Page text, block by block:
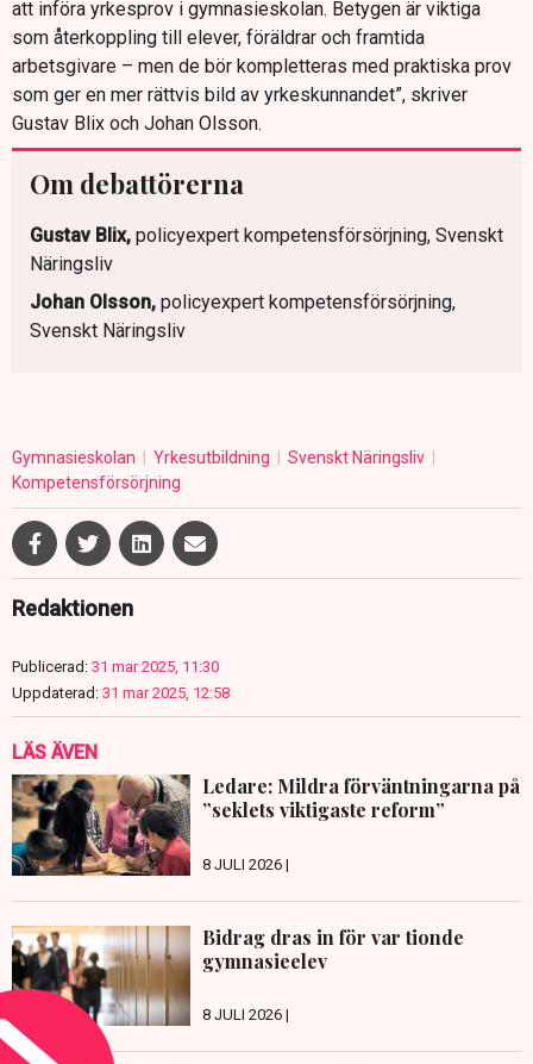
att införa yrkesprov i gymnasieskolan. Betygen är viktiga
som återkoppling till elever, föräldrar och framtida
arbetsgivare – men de bör kompletteras med praktiska prov
som ger en mer rättvis bild av yrkeskunnandet”, skriver
Gustav Blix och Johan Olsson.
Om debattörerna
Gustav Blix, policyexpert kompetensförsörjning, Svenskt
Näringsliv
Johan Olsson, policyexpert kompetensförsörjning,
Svenskt Näringsliv
Gymnasieskolan Yrkesutbildning
Svenskt Näringsliv
Kompetensförsörjning
Redaktionen
Publicerad: 31 mar 2025, 11:30
Uppdaterad: 31 mar 2025, 12:58
LÄS ÄVEN
Ledare: Mildra förväntningarna på
”seklets viktigaste reform”
8 JULI 2026 |
Bidrag dras in för var tionde
gymnasieelev
8 JULI 2026 |